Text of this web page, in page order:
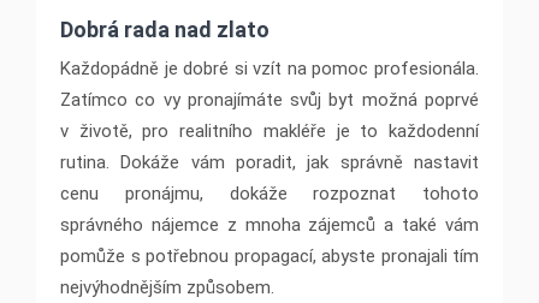
Dobrá rada nad zlato
Každopádně je dobré si vzít na pomoc profesionála.
Zatímco co vy pronajímáte svůj byt možná poprvé
v životě, pro realitního makléře je to každodenní
rutina. Dokáže vám poradit, jak správně nastavit
cenu pronájmu, dokáže rozpoznat tohoto
správného nájemce z mnoha zájemců a také vám
pomůže s potřebnou propagací, abyste pronajali tím
nejvýhodnějším způsobem.